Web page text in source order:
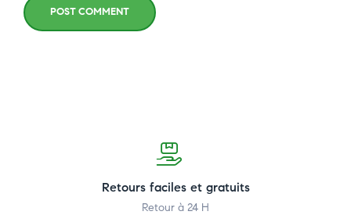
POST COMMENT
Retours faciles et gratuits
Retour à 24 H